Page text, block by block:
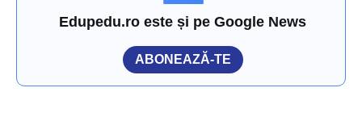
Edupedu.ro este și pe Google News
ABONEAZĂ-TE